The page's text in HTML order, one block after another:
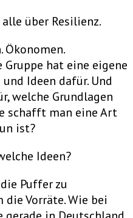
über Resilienz.
Ökonomen.
Gruppe hat eine eigene
Ideen dafür. Und
welche Grundlagen
schafft man eine Art
ist?
Ideen?
Puffer zu
Vorräte. Wie bei